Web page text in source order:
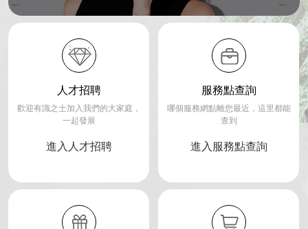
人才招聘
歡迎有識之士加入我們的大家庭，
一起發展
進入人才招聘
服務點查詢
哪個服務網點離您最近，這里都能
查到
進入服務點查詢